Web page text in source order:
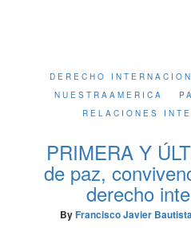
DERECHO
NUESTRAAMERICA
RELACIONES
PRIMERA Y
de paz,
derecho
ByFrancisco Javier